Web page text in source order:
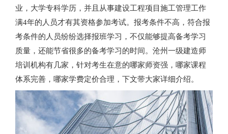
业，大学专科学历，并且从事建设工程项目施工管理工作
满4年的人员才有其资格参加考试。报考条件不高，符合报
考条件的人员纷纷选择报班学习，不仅能够提高备考学习
质量，还能节省很多的备考学习的时间。沧州一级建造师
培训机构有几家，针对考生在意的哪家师资强，哪家课程
体系完善，哪家学费定价合理，下文带大家详细介绍。